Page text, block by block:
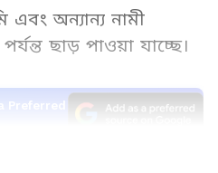
এবং অন্যান্য নামী
পর্যন্ত ছাড় পাওয়া যাচ্ছে।
Preferred